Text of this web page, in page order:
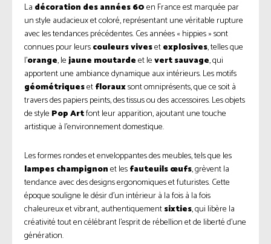
La décoration des années 60en France est marquée par
un style audacieux et coloré, représentant une véritable rupture
avec les tendances précédentes. Ces années « hippies » sont
connues pour leurscouleurs vivesetexplosives, telles que
l’orange, lejaune moutardeet levert sauvage, qui
apportent une ambiance dynamique aux intérieurs. Les motifs
géométriquesetflorauxsont omniprésents, que ce soit à
travers des papiers peints, des tissus ou des accessoires. Les objets
de style Pop Artfont leur apparition, ajoutant une touche
artistique à l’environnement domestique.
Les formes rondes et enveloppantes des meubles, tels que les
lampes champignonet lesfauteuils œufs, grèvent la
tendance avec des designs ergonomiques et futuristes. Cette
époque souligne le désir d’un intérieur à la fois à la fois
chaleureux et vibrant, authentiquementsixties, qui libère la
créativité tout en célébrant l’esprit de rébellion et de liberté d’une
génération.